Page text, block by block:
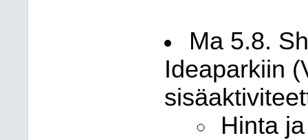
Ma 5.8.
Ideaparkiin
Hinta